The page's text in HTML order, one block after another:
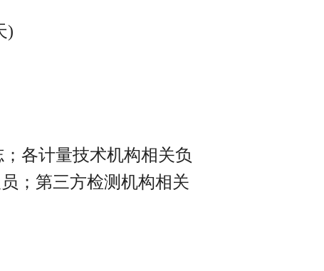
)
各计量技术机构相关负
；第三方检测机构相关